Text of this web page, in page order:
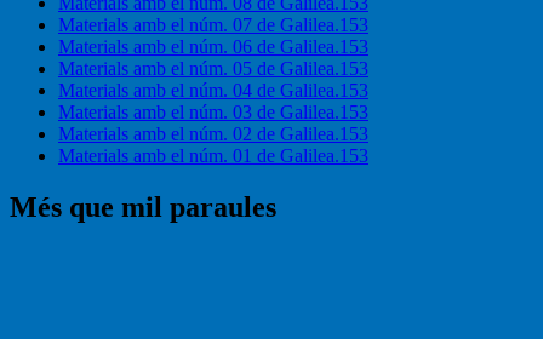
Materials amb el núm. 07 de Galilea.153
Materials amb el núm. 06 de Galilea.153
Materials amb el núm. 05 de Galilea.153
Materials amb el núm. 04 de Galilea.153
Materials amb el núm. 03 de Galilea.153
Materials amb el núm. 02 de Galilea.153
Materials amb el núm. 01 de Galilea.153
Més que mil paraules